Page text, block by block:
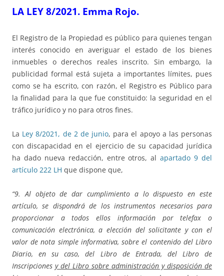
LA LEY 8/2021. Emma Rojo.
El Registro de la Propiedad es público para quienes tengan
interés conocido en averiguar el estado de los bienes
inmuebles o derechos reales inscrito. Sin embargo, la
publicidad formal está sujeta a importantes límites, pues
como se ha escrito, con razón, el Registro es Público para
la finalidad para la que fue constituido: la seguridad en el
tráfico jurídico y no para otros fines.
La Ley 8/2021, de 2 de junio, para el apoyo a las personas
con discapacidad en el ejercicio de su capacidad jurídica
ha dado nueva redacción, entre otros, alapartado 9 del
artículo 222 LH que dispone que,
“9. Al objeto de dar cumplimiento a lo dispuesto en este
artículo, se dispondrá de los instrumentos necesarios para
proporcionar a todos ellos información por telefax o
comunicación electrónica, a elección del solicitante y con el
valor de nota simple informativa, sobre el contenido del Libro
Diario, en su caso, del Libro de Entrada, del Libro de
Inscripciones y del Libro sobre administración y disposición de